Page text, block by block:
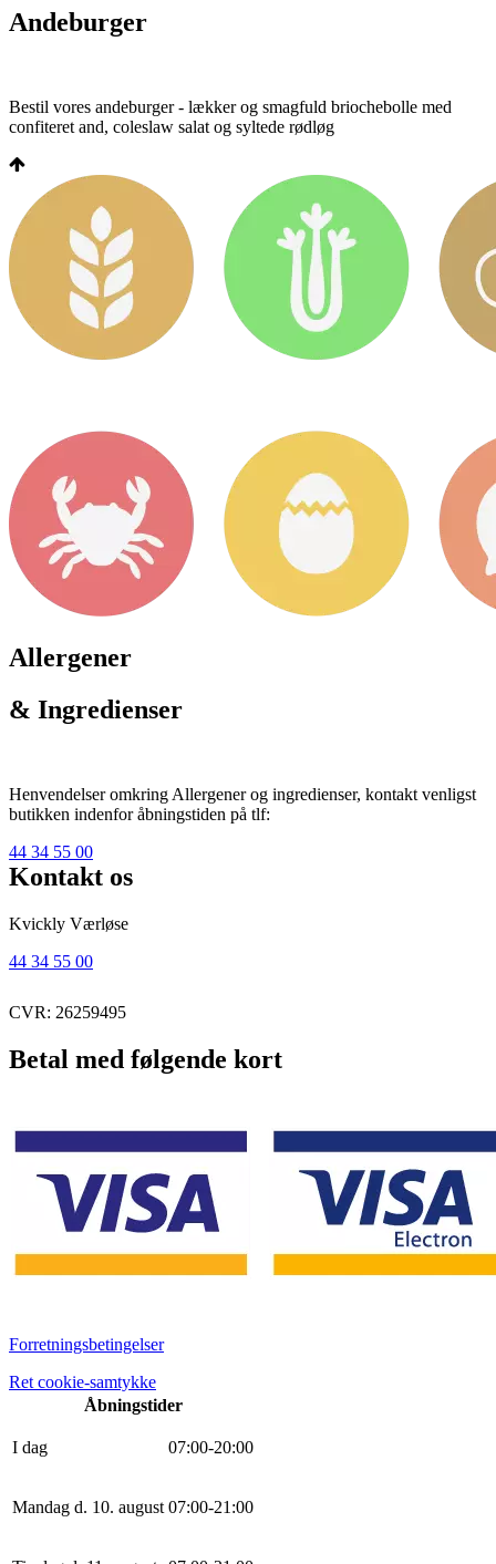
Andeburger
Bestil vores andeburger - lækker og smagfuld briochebolle med
confiteret and, coleslaw salat og syltede rødløg
Allergener
& Ingredienser
Henvendelser omkring Allergener og ingredienser, kontakt venligst
butikken indenfor åbningstiden på tlf:
44 34 55 00
Kontakt os
Kvickly Værløse
44 34 55 00
CVR: 26259495
Betal med følgende kort
Forretningsbetingelser
Ret cookie-samtykke
Åbningstider
I dag 07:00-20:00
Mandag d. 10. august 07:00-21:00